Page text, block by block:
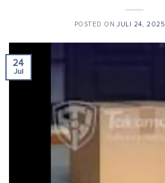
POSTED ONJULI 24, 2025
24
Jul